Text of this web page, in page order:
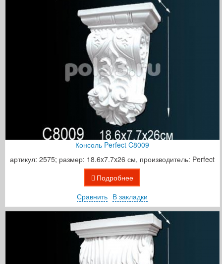
Консоль Perfect C8009
артикул: 2575; размер: 18.6x7.7x26 см, производитель: Perfect
Подробнее
Сравнить В закладки